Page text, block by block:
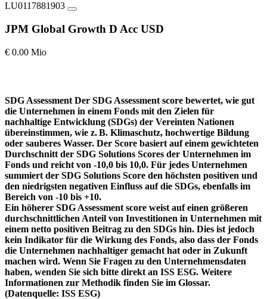
LU0117881903
JPM Global Growth D Acc USD
€ 0.00 Mio
SDG Assessment Der SDG Assessment score bewertet, wie gut
die Unternehmen in einem Fonds mit den Zielen für
nachhaltige Entwicklung (SDGs) der Vereinten Nationen
übereinstimmen, wie z. B. Klimaschutz, hochwertige Bildung
oder sauberes Wasser. Der Score basiert auf einem gewichteten
Durchschnitt der SDG Solutions Scores der Unternehmen im
Fonds und reicht von -10,0 bis 10,0. Für jedes Unternehmen
summiert der SDG Solutions Score den höchsten positiven und
den niedrigsten negativen Einfluss auf die SDGs, ebenfalls im
Bereich von -10 bis +10.
Ein höherer SDG Assessment score weist auf einen größeren
durchschnittlichen Anteil von Investitionen in Unternehmen mit
einem netto positiven Beitrag zu den SDGs hin. Dies ist jedoch
kein Indikator für die Wirkung des Fonds, also dass der Fonds
die Unternehmen nachhaltiger gemacht hat oder in Zukunft
machen wird. Wenn Sie Fragen zu den Unternehmensdaten
haben, wenden Sie sich bitte direkt an ISS ESG. Weitere
Informationen zur Methodik finden Sie im Glossar.
(Datenquelle: ISS ESG)